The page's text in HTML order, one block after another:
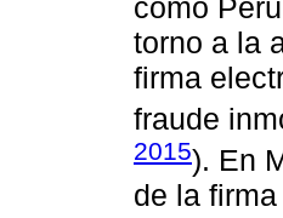
como
torno a la
firma
fraude
2015). En
de la